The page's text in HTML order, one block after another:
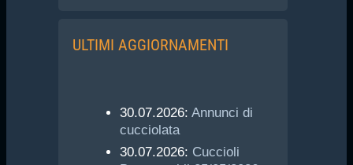
ULTIMI AGGIORNAMENTI
30.07.2026: Annunci di
cucciolata
30.07.2026: Cuccioli